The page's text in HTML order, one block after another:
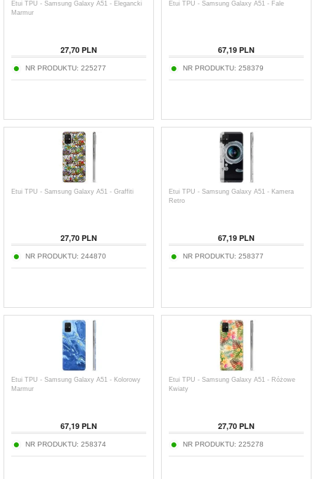
Etui TPU - Samsung Galaxy A51 - Elegancki
Marmur
27,70 PLN
NR PRODUKTU: 225277
Etui TPU - Samsung Galaxy A51 - Fale
67,19 PLN
NR PRODUKTU: 258379
Etui TPU - Samsung Galaxy A51 - Graffiti
27,70 PLN
NR PRODUKTU: 244870
Etui TPU - Samsung Galaxy A51 - Kamera
Retro
67,19 PLN
NR PRODUKTU: 258377
Etui TPU - Samsung Galaxy A51 - Kolorowy
Marmur
67,19 PLN
NR PRODUKTU: 258374
Etui TPU - Samsung Galaxy A51 - Różowe
Kwiaty
27,70 PLN
NR PRODUKTU: 225278